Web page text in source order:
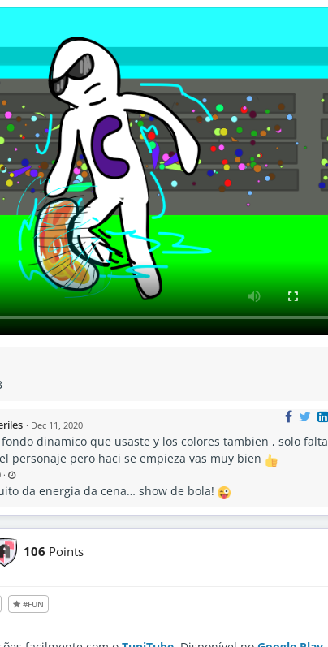
· Dec 11, 2020
dinamico que usaste y los colores tambien , solo falta
personaje pero haci se empieza vas muy bien
· L
a
s
t
p
t
e
d
1
1
,
da energia da cena… show de bola!
also to unregistered users
106 Points
#FUN